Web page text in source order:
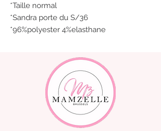
*Taille normal
*Sandra porte du S/36
*96%polyester 4%elasthane